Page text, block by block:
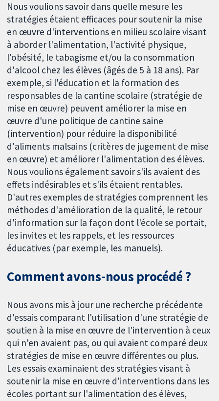
Nous voulions savoir dans quelle mesure les
stratégies étaient efficaces pour soutenir la mise
en œuvre d'interventions en milieu scolaire visant
à aborder l'alimentation, l'activité physique,
l'obésité, le tabagisme et/ou la consommation
d'alcool chez les élèves (âgés de 5 à 18 ans). Par
exemple, si l'éducation et la formation des
responsables de la cantine scolaire (stratégie de
mise en œuvre) peuvent améliorer la mise en
œuvre d'une politique de cantine saine
(intervention) pour réduire la disponibilité
d'aliments malsains (critères de jugement de mise
en œuvre) et améliorer l'alimentation des élèves.
Nous voulions également savoir s'ils avaient des
effets indésirables et s'ils étaient rentables.
D'autres exemples de stratégies comprennent les
méthodes d'amélioration de la qualité, le retour
d'information sur la façon dont l'école se portait,
les invites et les rappels, et les ressources
éducatives (par exemple, les manuels).
Comment avons-nous procédé ?
Nous avons mis à jour une recherche précédente
d'essais comparant l'utilisation d'une stratégie de
soutien à la mise en œuvre de l'intervention à ceux
qui n'en avaient pas, ou qui avaient comparé deux
stratégies de mise en œuvre différentes ou plus.
Les essais examinaient des stratégies visant à
soutenir la mise en œuvre d'interventions dans les
écoles portant sur l'alimentation des élèves,